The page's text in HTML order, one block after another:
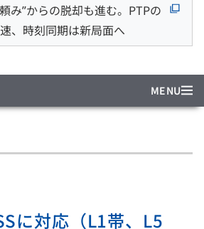
み”からの脱却も進む。PTPの
、時刻同期は新局面へ
MENU
に対応（L1帯、L5